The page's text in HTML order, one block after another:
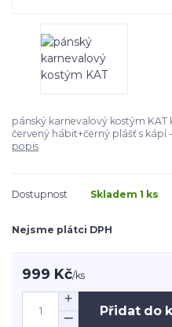
pánský karnevalový kostým KAT
červený hábit+černý plášť s kápí
popis
Dostupnost Skladem 1 ks
Nejsme plátci DPH
999 Kč/ks
Přidat do